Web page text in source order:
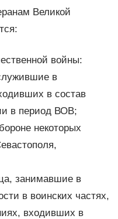
Великой
войны:
в
в состав
в период ВОВ;
некоторых
занимавшие в
в воинских частях,
входивших в